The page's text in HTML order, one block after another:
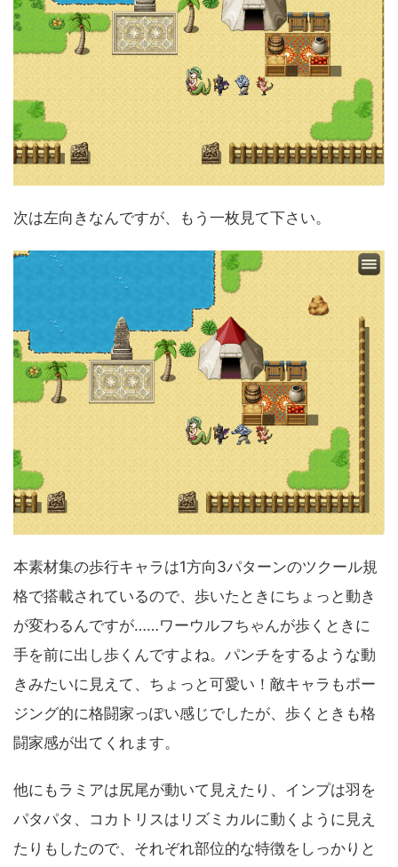
次は左向きなんですが、もう一枚見て下さい。
本素材集の歩行キャラは1方向3パターンのツクール規
格で搭載されているので、歩いたときにちょっと動き
が変わるんですが……ワーウルフちゃんが歩くときに
手を前に出し歩くんですよね。パンチをするような動
きみたいに見えて、ちょっと可愛い！敵キャラもポー
ジング的に格闘家っぽい感じでしたが、歩くときも格
闘家感が出てくれます。
他にもラミアは尻尾が動いて見えたり、インプは羽を
パタパタ、コカトリスはリズミカルに動くように見え
たりもしたので、それぞれ部位的な特徴をしっかりと